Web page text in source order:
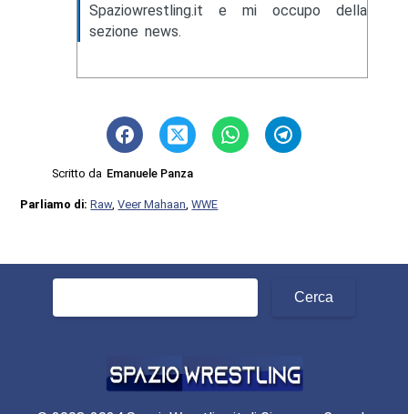
Spaziowrestling.it e mi occupo della
sezione news.
Scritto da Emanuele Panza
Parliamo di:Raw,Veer Mahaan ,WWE